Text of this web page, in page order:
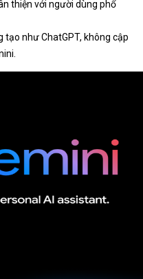
thiện với người dùng phổ
tạo như ChatGPT, không cập